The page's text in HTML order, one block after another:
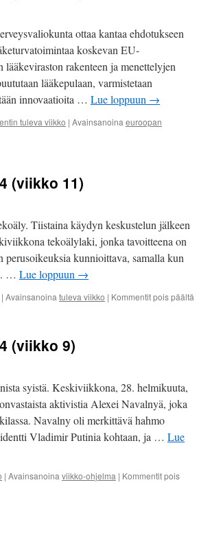
ottaa kantaa ehdotukseen
koskevan EU-
rakenteen ja menettelyjen
lääkepulaan, varmistetaan
innovaatioita … Lue loppuun →
tuleva viikko | Avainsanoina euroopan
(viikko 11)
Tiistaina käydyn keskustelun jälkeen
tekoälylaki, jonka tavoitteena on
kunnioittava, samalla kun
… Lue loppuun →
| Avainsanoina tuleva viikko | Kommentit pois päältä
(viikko 9)
syistä. Keskiviikkona, 28. helmikuuta,
aktivistia Alexei Navalnyä, joka
Navalny oli merkittävä hahmo
Vladimir Putinia kohtaan, ja … Lue
| Avainsanoina viikko-ohjelma | Kommentit pois